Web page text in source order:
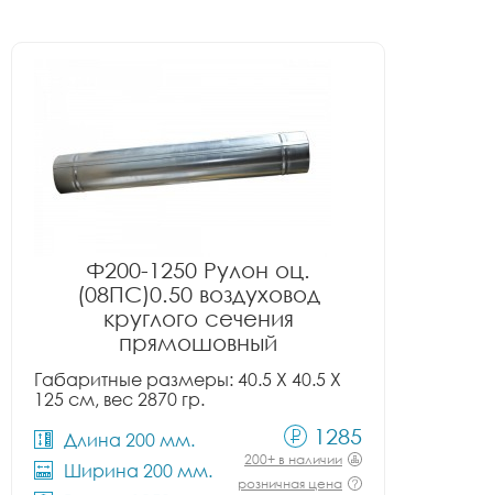
Ф200-1250 Рулон оц.
(08ПС)0.50 воздуховод
круглого сечения
прямошовный
Габаритные размеры: 40.5 X 40.5 X
125 см, вес 2870 гр.
Длина 200 мм.
Ширина 200 мм.
1285
200+ в наличии
розничная цена